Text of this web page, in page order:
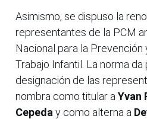
Asimismo, se dispuso la
representantes de la PCM
Nacional para la Prevención
Trabajo Infantil. La norma
designación de las
nombra como titular a Yvan
Cepeda y como alterna a